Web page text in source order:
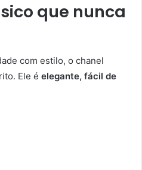
que nunca
com estilo, o chanel
Ele é elegante, fácil de